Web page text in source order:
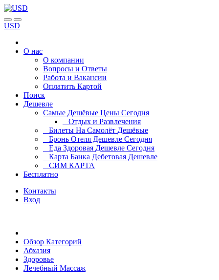
USD
О нас
О компании
Вопросы и Ответы
Работа и Вакансии
Оплатить Картой
Поиск
Дешевле
Самые Дешёвые Цены Сегодня
Отдых и Развлечения
Билеты На Самолёт Дешёвые
Бронь Отеля Дешевле Сегодня
Еда Здоровая Дешевле Сегодня
Карта Банка Дебетовая Дешевле
СИМ КАРТА
Бесплатно
Контакты
Вход
Обзор Категорий
Абхазия
Здоровье
Лечебный Массаж